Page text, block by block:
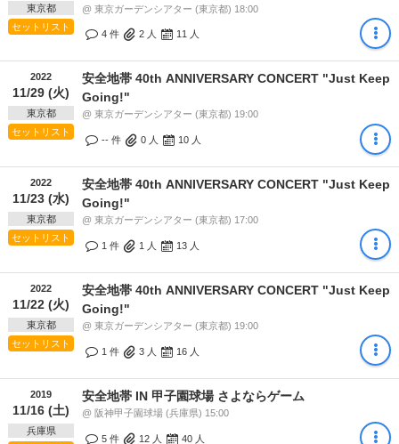
東京都
セットリスト
@ 東京ガーデンシアター (東京都) 18:00
4 件 2 人 11 人
2022
11/29 (火)
東京都
セットリスト
安全地帯 40th ANNIVERSARY CONCERT "Just Keep
Going!"
@ 東京ガーデンシアター (東京都) 19:00
-- 件 0 人 10 人
2022
11/23 (水)
東京都
セットリスト
安全地帯 40th ANNIVERSARY CONCERT "Just Keep
Going!"
@ 東京ガーデンシアター (東京都) 17:00
1 件 1 人 13 人
2022
11/22 (火)
東京都
セットリスト
安全地帯 40th ANNIVERSARY CONCERT "Just Keep
Going!"
@ 東京ガーデンシアター (東京都) 19:00
1 件 3 人 16 人
2019
11/16 (土)
兵庫県
安全地帯 IN 甲子園球場 さよならゲーム
@ 阪神甲子園球場 (兵庫県) 15:00
5 件 12 人 40 人